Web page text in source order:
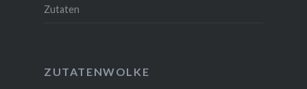
Zutaten
ZUTATENWOLKE